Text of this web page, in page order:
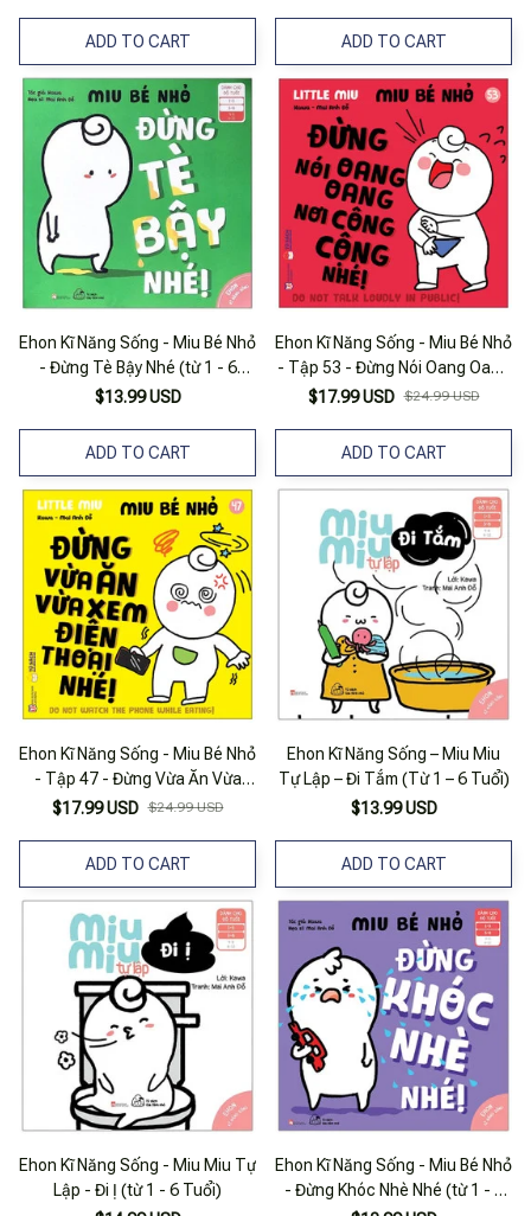
ADD TO CART ADD TO CART
Ehon Kĩ Năng Sống - Miu Bé Nhỏ
- Đừng Tè Bậy Nhé (từ 1 - 6
Tuổi)
$13.99 USD
ADD TO CART
Ehon Kĩ Năng Sống - Miu Bé Nhỏ
- Tập 53 - Đừng Nói Oang Oang
Nơi Công Cộng Nhé!
$17.99 USD $24.99 USD
ADD TO CART
Ehon Kĩ Năng Sống - Miu Bé Nhỏ
- Tập 47 - Đừng Vừa Ăn Vừa
Xem Điện Thoại Nhé!
$17.99 USD $24.99 USD
ADD TO CART
Ehon Kĩ Năng Sống – Miu Miu
Tự Lập – Đi Tắm (Từ 1 – 6 Tuổi)
$13.99 USD
ADD TO CART
Ehon Kĩ Năng Sống - Miu Miu Tự
Lập - Đi Ị (từ 1 - 6 Tuổi)
Ehon Kĩ Năng Sống - Miu Bé Nhỏ
- Đừng Khóc Nhè Nhé (từ 1 - 6